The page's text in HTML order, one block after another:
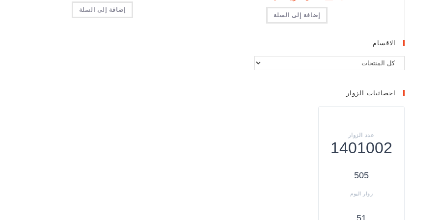
إضافة إلى السلة
إضافة إلى السلة
الاقسام
احصائيات الزوار
1401002
505